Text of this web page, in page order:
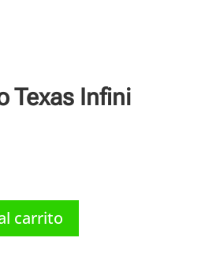
Texas Infini
carrito